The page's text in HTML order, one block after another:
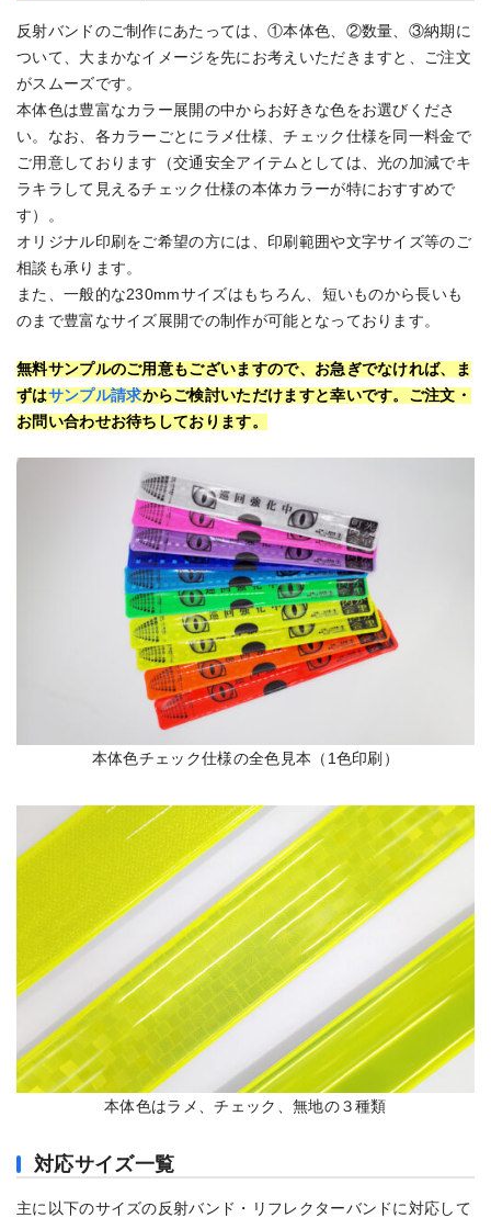
反射バンドのご制作にあたっては、①本体色、②数量、③納期に
ついて、大まかなイメージを先にお考えいただきますと、ご注文
がスムーズです。
本体色は豊富なカラー展開の中からお好きな色をお選びくださ
い。なお、各カラーごとにラメ仕様、チェック仕様を同一料金で
ご用意しております（交通安全アイテムとしては、光の加減でキ
ラキラして見えるチェック仕様の本体カラーが特におすすめで
す）。
オリジナル印刷をご希望の方には、印刷範囲や文字サイズ等のご
相談も承ります。
また、一般的な230mmサイズはもちろん、短いものから長いも
のまで豊富なサイズ展開での制作が可能となっております。
無料サンプルのご用意もございますので、お急ぎでなければ、ま
ずはサンプル請求からご検討いただけますと幸いです。ご注文・
お問い合わせお待ちしております。
本体色チェック仕様の全色見本（1色印刷）
本体色はラメ、チェック、無地の３種類
対応サイズ一覧
主に以下のサイズの反射バンド・リフレクターバンドに対応して